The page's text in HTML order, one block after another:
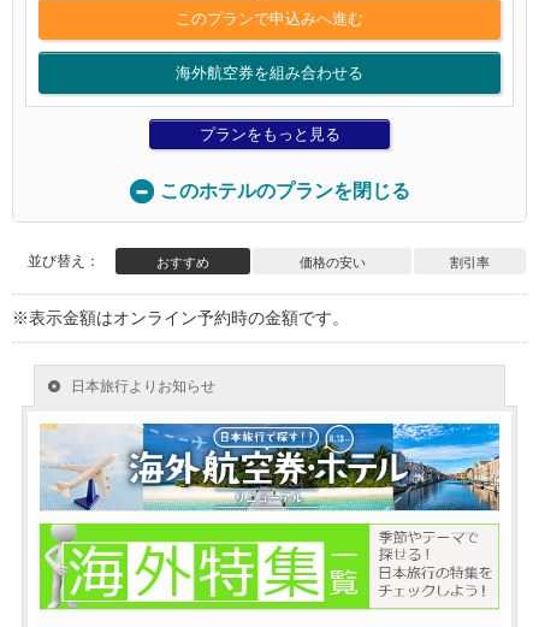
このプランで申込みへ進む
海外航空券を組み合わせる
プランをもっと見る
このホテルのプランを閉じる
並び替え： おすすめ 価格の安い 割引率
※表示金額はオンライン予約時の金額です。